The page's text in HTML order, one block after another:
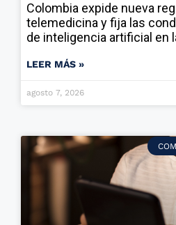
Colombia expide nueva
telemedicina y fija las
de inteligencia artificial en
LEER MÁS »
agosto 7, 2026